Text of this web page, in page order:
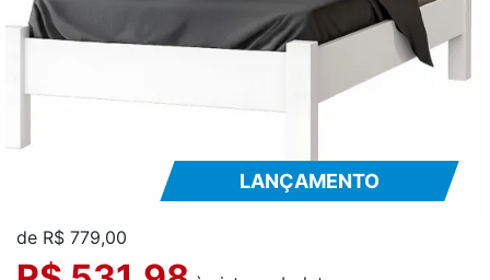
LANÇAMENTO
de R$ 779,00